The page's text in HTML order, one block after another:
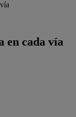
en cada vía